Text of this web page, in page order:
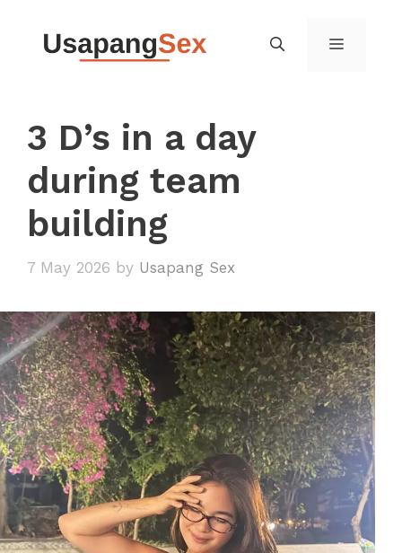
content
MENU
3 D’s in a day
during team
building
7 May 2026 by Usapang Sex